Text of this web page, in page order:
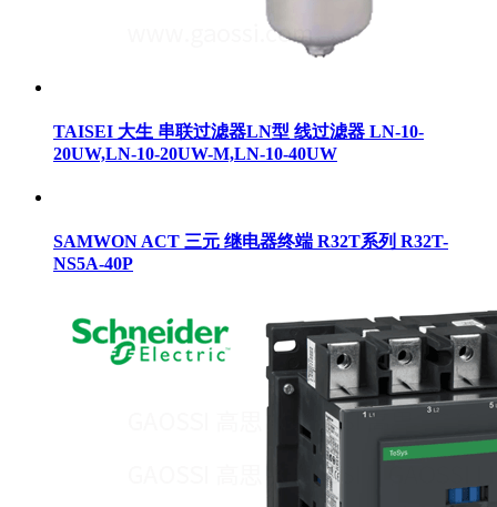
TAISEI 大生 串联过滤器LN型 线过滤器 LN-10-
20UW,LN-10-20UW-M,LN-10-40UW